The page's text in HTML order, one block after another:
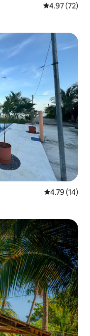
평점 4.97점(5
4.97 (72)
평점 4.79점
4.79 (14)